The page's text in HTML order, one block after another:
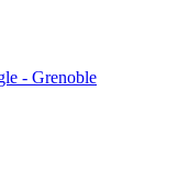
- Grenoble